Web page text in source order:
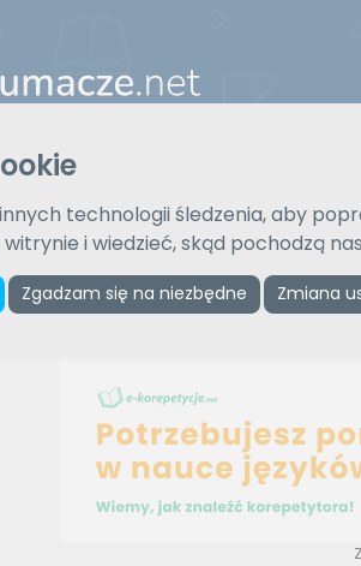
technologii śledzenia, aby
i wiedzieć, skąd pochodzą
Zgadzam się na niezbędne Zmiana
Na język
Wybierz język